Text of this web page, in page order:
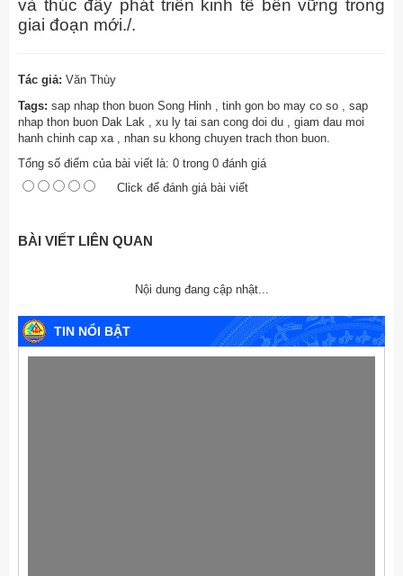
và thúc đẩy phát triển kinh tế bền vững trong
giai đoạn mới./.
Tác giả: Văn Thùy
Tags: sap nhap thon buon Song Hinh , tinh gon bo may co so , sap
nhap thon buon Dak Lak , xu ly tai san cong doi du , giam dau moi
hanh chinh cap xa, nhan su khong chuyen trach thon buon.
Tổng số điểm của bài viết là: 0 trong 0 đánh giá
Click để đánh giá bài viết
BÀI VIẾT LIÊN QUAN
Nội dung đang cập nhật...
TIN NỔI BẬT